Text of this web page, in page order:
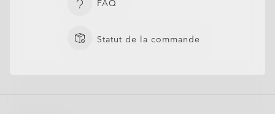
FAQ
Statut de la commande